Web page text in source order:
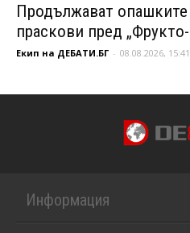
Продължават опашките
праскови пред
Екип на ДЕБАТИ.БГ - 08.08.2026, 15:41
Информация